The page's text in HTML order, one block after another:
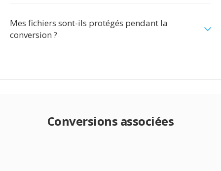
Mes fichiers sont-ils protégés pendant la
conversion ?
Conversions associées